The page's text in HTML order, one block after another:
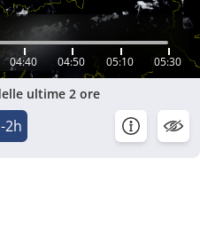
04:40 04:50 05:10 05:30
ultime 2 ore
-2h